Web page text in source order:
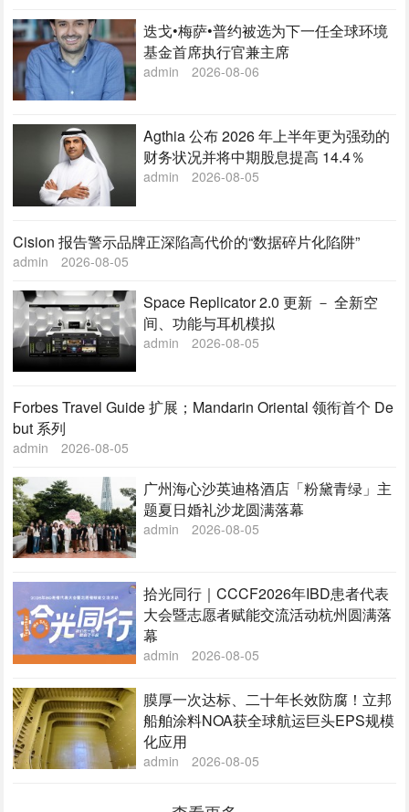
迭戈•梅萨•普约被选为下一任全球环境
基金首席执行官兼主席
admin 2026-08-06
Agthia 公布 2026 年上半年更为强劲的
财务状况并将中期股息提高 14.4％
admin 2026-08-05
Cision 报告警示品牌正深陷高代价的“数据碎片化陷阱”
admin 2026-08-05
Space Replicator 2.0 更新 － 全新空
间、功能与耳机模拟
admin 2026-08-05
Forbes Travel Guide 扩展；Mandarin Oriental 领衔首个 De
but 系列
admin 2026-08-05
广州海心沙英迪格酒店「粉黛青绿」主
题夏日婚礼沙龙圆满落幕
admin 2026-08-05
拾光同行｜CCCF2026年IBD患者代表
大会暨志愿者赋能交流活动杭州圆满落
幕
admin 2026-08-05
膜厚一次达标、二十年长效防腐！立邦
船舶涂料NOA获全球航运巨头EPS规模
化应用
admin 2026-08-05